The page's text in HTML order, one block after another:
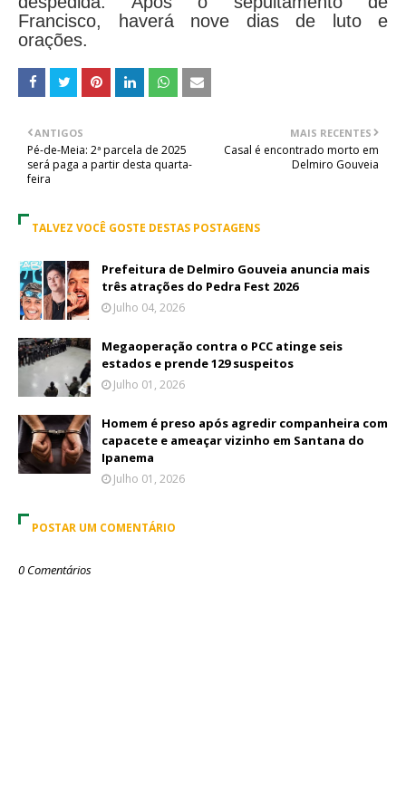
Francisco, haverá nove dias de luto e
orações.
MAIS RECENTES
Casal é encontrado morto em
Delmiro Gouveia
ANTIGOS
Pé-de-Meia: 2ª parcela de 2025
será paga a partir desta quarta-
feira
TALVEZ VOCÊ GOSTE DESTAS POSTAGENS
Prefeitura de Delmiro Gouveia anuncia mais
três atrações do Pedra Fest 2026
Julho 04, 2026
Megaoperação contra o PCC atinge seis
estados e prende 129 suspeitos
Julho 01, 2026
Homem é preso após agredir companheira com
capacete e ameaçar vizinho em Santana do
Ipanema
Julho 01, 2026
POSTAR UM COMENTÁRIO
0 Comentários